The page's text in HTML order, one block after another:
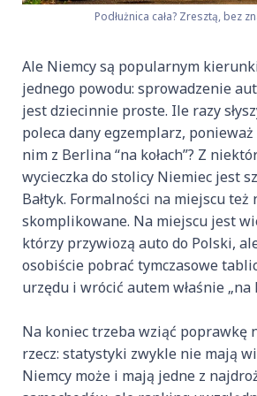
Podłużnica cała? Zresztą, bez
Ale Niemcy są popularnym
jednego powodu: sprowadzenie
jest dziecinnie proste. Ile razy
poleca dany egzemplarz, ponieważ
nim z Berlina “na kołach”? Z
wycieczka do stolicy Niemiec jest
Bałtyk. Formalności na miejscu też
skomplikowane. Na miejscu jest
którzy przywiozą auto do Polski,
osobiście pobrać tymczasowe
urzędu i wrócić autem właśnie „na
Na koniec trzeba wziąć poprawkę
rzecz: statystyki zwykle nie mają
Niemcy może i mają jedne z